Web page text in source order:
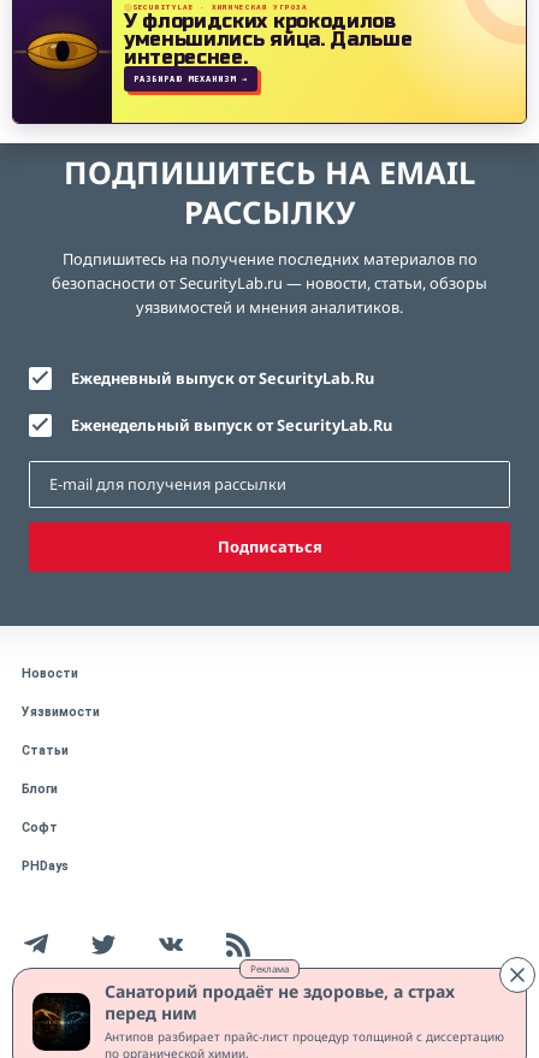
Реклама
Санаторий продаёт не здоровье, а страх
перед ним
Антипов разбирает прайс-лист процедур толщиной с диссертацию
по органической химии.
SECURITYLAB · ХИМИЧЕСКАЯ УГРОЗА
У флоридских крокодилов
уменьшились яйца.Дальше
интереснее.
РАЗБИРАЮ МЕХАНИЗМ →
ПОДПИШИТЕСЬ НА EMAIL
РАССЫЛКУ
Подпишитесь на получение последних материалов по
безопасности от SecurityLab.ru — новости, статьи, обзоры
уязвимостей и мнения аналитиков.
Ежедневный выпуск от SecurityLab.Ru
Еженедельный выпуск от SecurityLab.Ru
Подписаться
Новости
Уязвимости
Статьи
Блоги
Софт
PHDays
Работает на CMS "1С-Битрикс: Управление сайтом"
Защищено CURATOR